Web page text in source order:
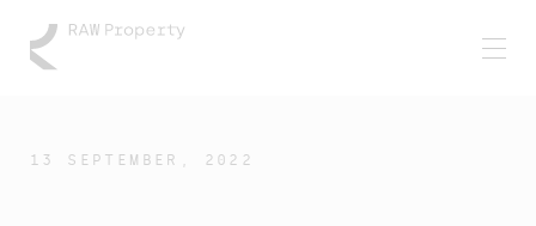
13 SEPTEMBER, 2022